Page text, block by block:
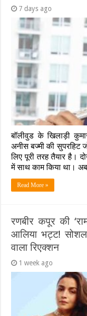
7 days ago
बॉलीवुड के खिलाड़ी
अनीस बज्मी की सुपरहिट
लिए पूरी तरह तैयार है।
में साथ काम किया था।
Read More »
रणबीर कपूर की
आलिया भट्ट! सोशल
वाला रिएक्शन
1 week ago